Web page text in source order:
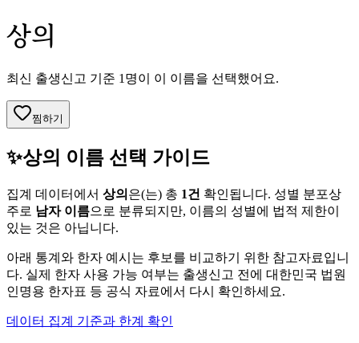
상의
최신 출생신고 기준 1 명이 이 이름을 선택했어요.
찜하기
✨상의 이름 선택 가이드
집계 데이터에서 상의 은(는) 총 1건 확인됩니다. 성별 분포상
주로 남자이름으로 분류되지만, 이름의 성별에 법적 제한이
있는 것은 아닙니다.
아래 통계와 한자 예시는 후보를 비교하기 위한 참고자료입니
다. 실제 한자 사용 가능 여부는 출생신고 전에 대한민국 법원
인명용 한자표 등 공식 자료에서 다시 확인하세요.
데이터 집계 기준과 한계 확인